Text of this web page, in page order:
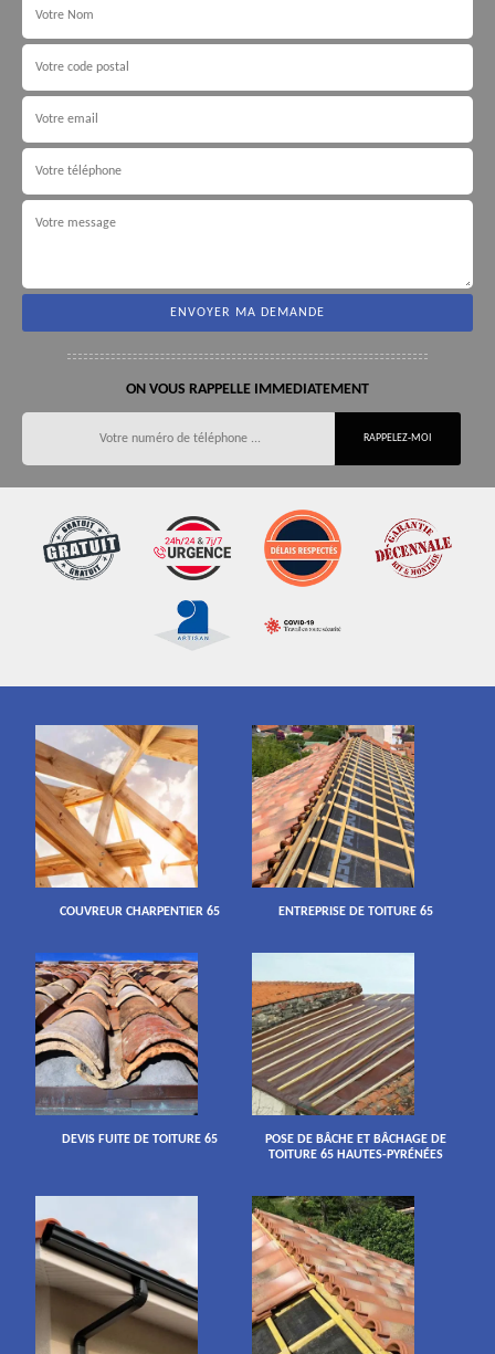
ON VOUS RAPPELLE IMMEDIATEMENT
COUVREUR CHARPENTIER 65 ENTREPRISE DE TOITURE 65
DEVIS FUITE DE TOITURE 65
POSE DE BÂCHE ET BÂCHAGE DE
TOITURE 65 HAUTES-PYRÉNÉES